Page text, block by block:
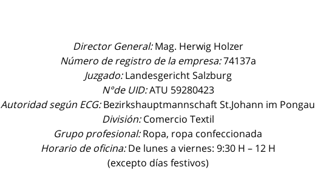
Director General:Mag. Herwig Holzer
Número de registro de la empresa:74137a
Juzgado:Landesgericht Salzburg
N°de UID:ATU 59280423
Autoridad según ECG:Bezirkshauptmannschaft St.Johann im Pongau
División:Comercio Textil
Grupo profesional:Ropa, ropa confeccionada
Horario de oficina:De lunes a viernes: 9:30 H – 12 H
(excepto días festivos)